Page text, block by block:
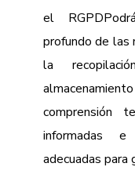
el RGPD
profundo de las
la
comprensión
informadas
adecuadas para